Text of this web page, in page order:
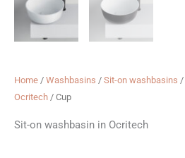
Home / Washbasins / Sit-on washbasins /
Ocritech / Cup
Sit-on washbasin in Ocritech